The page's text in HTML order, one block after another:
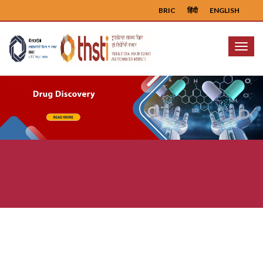
ENGLISH
हिंदी
BRIC
Menu